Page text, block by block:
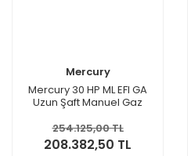
Mercury
Mercury 30 HP ML EFI GA
Uzun Şaft Manuel Gaz
254.125,00 TL
208.382,50 TL